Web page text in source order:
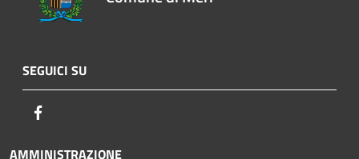
SEGUICI SU
AMMINISTRAZIONE